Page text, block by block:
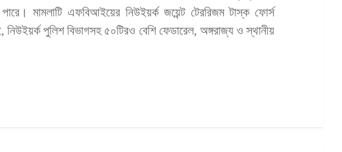
মামলাটি এফবিআইয়ের নিউইয়র্ক জয়েন্ট টেররিজম টাস্ক ফোর্স
পুলিশ বিভাগসহ ৫০টিরও বেশি ফেডারেল, অঙ্গরাজ্য ও স্থানীয়